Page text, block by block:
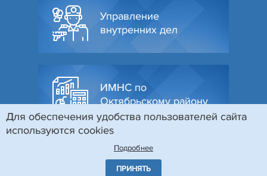
Управление
внутренних дел
ИМНС по
Октябрьскому району
© Администрация Октябрьского района г. Гродно, 2026
Для обеспечения удобства пользователей сайта
используются cookies
Подробнее
ПРИНЯТЬ